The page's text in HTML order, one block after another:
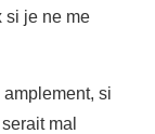
si je ne me
si
mal